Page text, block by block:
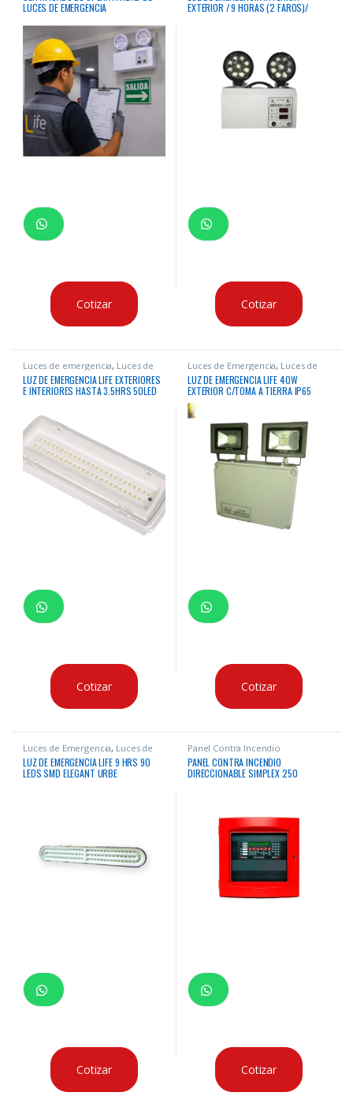
LUCES DE EMERGENCIA
Cotizar
EXTERIOR / 9 HORAS (2 FAROS)/
Cotizar
Luces de emergencia, Luces de
Emergencia
LUZ DE EMERGENCIA LIFE EXTERIORES
E INTERIORES HASTA 3.5HRS 50LED
Cotizar
Luces de Emergencia, Luces de
emergencia
LUZ DE EMERGENCIA LIFE 40W
EXTERIOR C/TOMA A TIERRA IP65
Cotizar
Luces de Emergencia, Luces de
emergencia
LUZ DE EMERGENCIA LIFE 9 HRS 90
LEDS SMD ELEGANT URBE
Cotizar
Panel Contra Incendio
PANEL CONTRA INCENDIO
DIRECCIONABLE SIMPLEX 250
Cotizar